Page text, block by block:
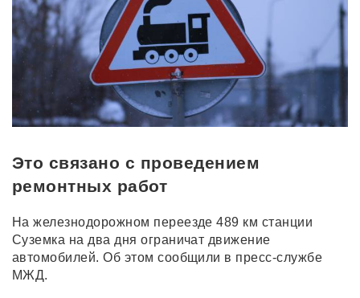
Это связано с проведением
ремонтных работ
На железнодорожном переезде 489 км станции
Суземка на два дня ограничат движение
автомобилей. Об этом сообщили в пресс-службе
МЖД.